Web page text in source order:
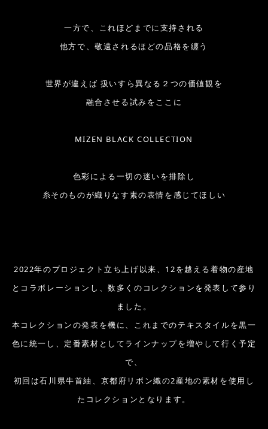
一方で、これほどまでに支持される
他方で、敬遠されるほどの品格を纏う
世界が違えば 扱いすら異なる２つの価値観を
融合させる試みをここに
MIZEN BLACK COLLECTION
色彩による一切の迷いを排除し
糸そのものが織りなす素の表情を感じてほしい
2022年のプロジェクト立ち上げ以来、12を越える着物の産地
とコラボレーションし、数多くのコレクションを発表して参り
ました。
本コレクションの発表を機に、これまでのテキスタイルを黒一
色に統一し、定番素材としてラインナップを増やして行く予定
で、
初回は石川県牛首紬、京都府リボン織の2産地の素材を使用し
たコレクションとなります。